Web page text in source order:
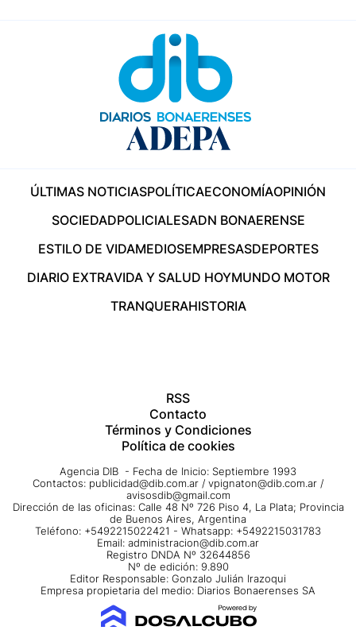
ÚLTIMAS NOTICIASPOLÍTICAECONOMÍAOPINIÓN
SOCIEDADPOLICIALESADN BONAERENSE
ESTILO DE VIDAMEDIOSEMPRESASDEPORTES
DIARIO EXTRAVIDA Y SALUD HOYMUNDO MOTOR
TRANQUERAHISTORIA
RSS
Contacto
Términos y Condiciones
Política de cookies
Agencia DIB - Fecha de Inicio: Septiembre 1993
Contactos: publicidad@dib.com.ar / vpignaton@dib.com.ar /
avisosdib@gmail.com
Dirección de las oficinas: Calle 48 Nº 726 Piso 4, La Plata; Provincia
de Buenos Aires, Argentina
Teléfono: +5492215022421 - Whatsapp: +5492215031783
Email: administracion@dib.com.ar
Registro DNDA Nº 32644856
Nº de edición: 9.890
Editor Responsable: Gonzalo Julián Irazoqui
Empresa propietaria del medio: Diarios Bonaerenses SA